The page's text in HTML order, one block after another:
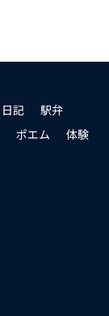
日記
駅弁
ポエム
体験